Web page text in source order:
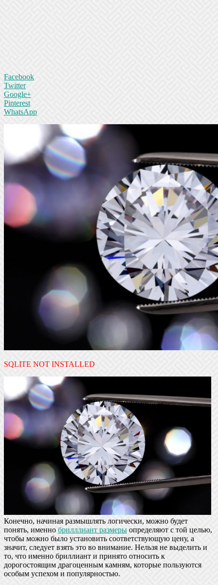
Facebook
Twitter
Google+
Pinterest
WhatsApp
SQLITE NOT INSTALLED
Конечно, начиная размышлять логически, можно будет
понять, именно брилллиант размеры определяют с той целью,
чтобы можно было установить соответствующую цену, а
значит, следует взять это во внимание. Нельзя не выделить и
то, что именно бриллиант и принято относить к
дорогостоящим драгоценным камням, которые пользуются
особым успехом и популярностью.